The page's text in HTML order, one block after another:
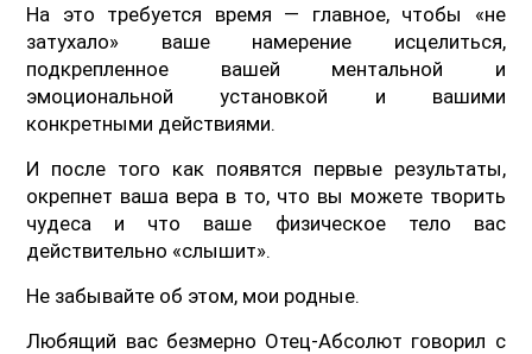
На это требуется время — главное, чтобы «не
затухало» ваше намерение исцелиться,
подкрепленное вашей ментальной и
эмоциональной установкой и вашими
конкретными действиями.
И после того как появятся первые результаты,
окрепнет ваша вера в то, что вы можете творить
чудеса и что ваше физическое тело вас
действительно «слышит».
Не забывайте об этом, мои родные.
Любящий вас безмерно Отец-Абсолют говорил с